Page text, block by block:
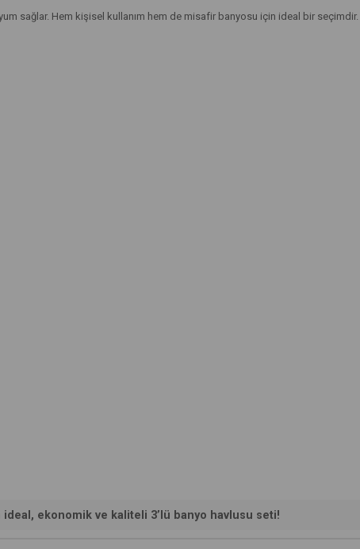
sağlar. Hem kişisel kullanım hem de misafir banyosu için ideal bir seçimdir.
ekonomik ve kaliteli 3’lü banyo havlusu seti!